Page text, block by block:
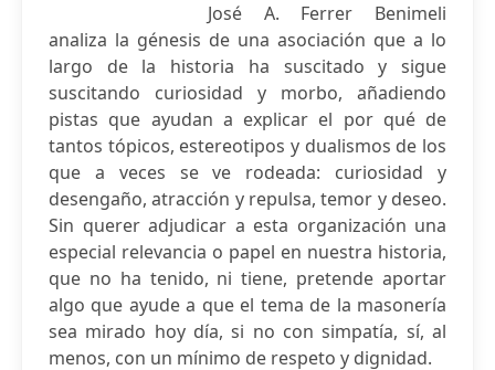
José A. Ferrer Benimeli
analiza la génesis de una asociación que a lo
largo de la historia ha suscitado y sigue
suscitando curiosidad y morbo, añadiendo
pistas que ayudan a explicar el por qué de
tantos tópicos, estereotipos y dualismos de los
que a veces se ve rodeada: curiosidad y
desengaño, atracción y repulsa, temor y deseo.
Sin querer adjudicar a esta organización una
especial relevancia o papel en nuestra historia,
que no ha tenido, ni tiene, pretende aportar
algo que ayude a que el tema de la masonería
sea mirado hoy día, si no con simpatía, sí, al
menos, con un mínimo de respeto y dignidad.